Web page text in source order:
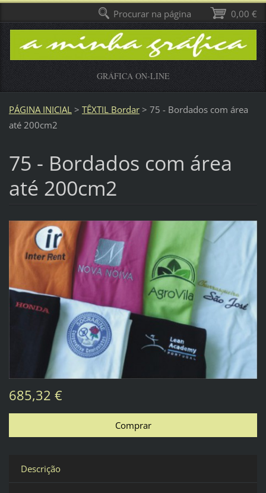
GRÁFICA ON-LINE
PÁGINA INICIAL > TÊXTIL Bordar > 75 - Bordados com área
até 200cm2
75 - Bordados com área
até 200cm2
685,32 €
Descrição
0,00 €
Procurar na página